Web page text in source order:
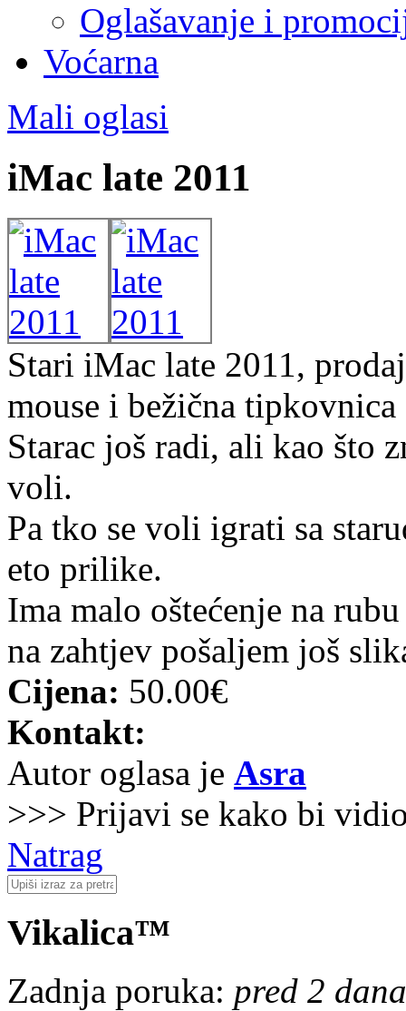
Oglašavanje i
Voćarna
Mali oglasi
iMac late 2011
Stari iMac late 2011,
mouse i bežična
Starac još radi, ali kao što
voli.
Pa tko se voli igrati sa
eto prilike.
Ima malo oštećenje na
na zahtjev pošaljem još
Cijena: 50.00€
Kontakt:
Autor oglasa je Asra
>>> Prijavi se kako bi
Natrag
Vikalica™
Zadnja poruka: pred 2